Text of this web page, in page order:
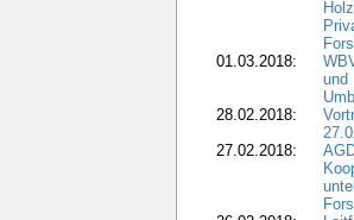
01.03.2018:
und
28.02.2018:
27.02.2018: